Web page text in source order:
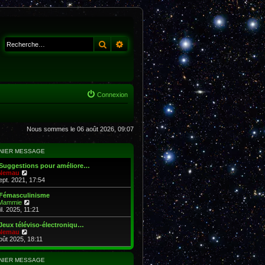
RechercherRecherche avancée
Connexion
Nous sommes le 06 août 2026, 09:07
MESSAGE
pour améliore…
o
i
r
l
e
e
r
n
i
e
r
2021, 17:54
o
i
r
e
e
r
2025, 11:21
téléviso-électroniqu…
o
i
r
l
2025, 18:11
MESSAGE